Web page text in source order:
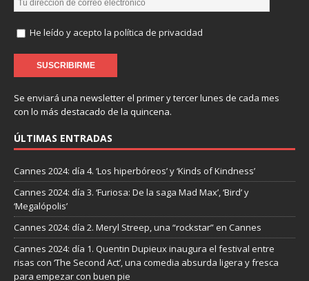
He leído y acepto la política de privacidad
Se enviará una newsletter el primer y tercer lunes de cada mes
con lo más destacado de la quincena.
ÚLTIMAS ENTRADAS
Cannes 2024: día 4. ‘Los hiperbóreos’ y ‘Kinds of Kindness’
Cannes 2024: día 3. ‘Furiosa: De la saga Mad Max’, ‘Bird’ y
‘Megalópolis’
Cannes 2024: día 2. Meryl Streep, una “rockstar” en Cannes
Cannes 2024: día 1. Quentin Dupieux inaugura el festival entre
risas con ‘The Second Act’, una comedia absurda ligera y fresca
para empezar con buen pie